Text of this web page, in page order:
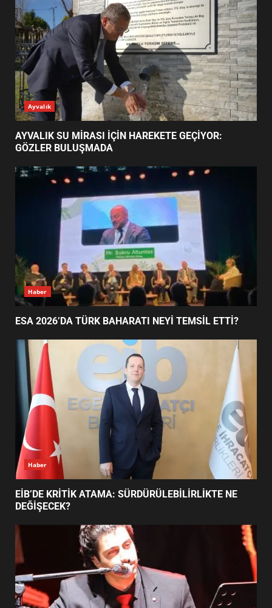
1
AYVALIK SU MİRASI İÇİN
HAREKETE GEÇİYOR: GÖZLER
BULUŞMADA
2
ESA 2026’DA TÜRK BAHARATI
NEYİ TEMSİL ETTİ?
EİB’DE KRİTİK ATAMA:
SÜRDÜRÜLEBİLİRLİKTE NE
DEĞİŞECEK?
4
EDREMİT’İN GURURU TÜRKİYE
FİNALİNDE NE BAŞARDI?
5
UZATILDI: NE DEĞİŞTİ?
6
BURHANİYE SATRANÇ
TURNUVASI KAYITLARI NEYİ
DEĞİŞTİRİYOR?
BURHANİYE BELEDİYESPOR’DA
YENİ YÖNETİM NASIL
Ayvalık
AYVALIK SU MİRASI İÇİN HAREKETE GEÇİYOR:
GÖZLER BULUŞMADA
Haber
ESA 2026’DA TÜRK BAHARATI NEYİ TEMSİL ETTİ?
Haber
EİB’DE KRİTİK ATAMA: SÜRDÜRÜLEBİLİRLİKTE NE
DEĞİŞECEK?